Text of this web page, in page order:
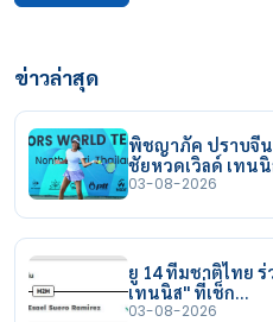
ข่าวล่าสุด
พิชญาภัค ปราบจีน
ชัยหวดเวิลด์ เทน
03-08-2026
ยู 14 ทีมชาติไทย
เทนนิส" ที่เช็ก…
03-08-2026